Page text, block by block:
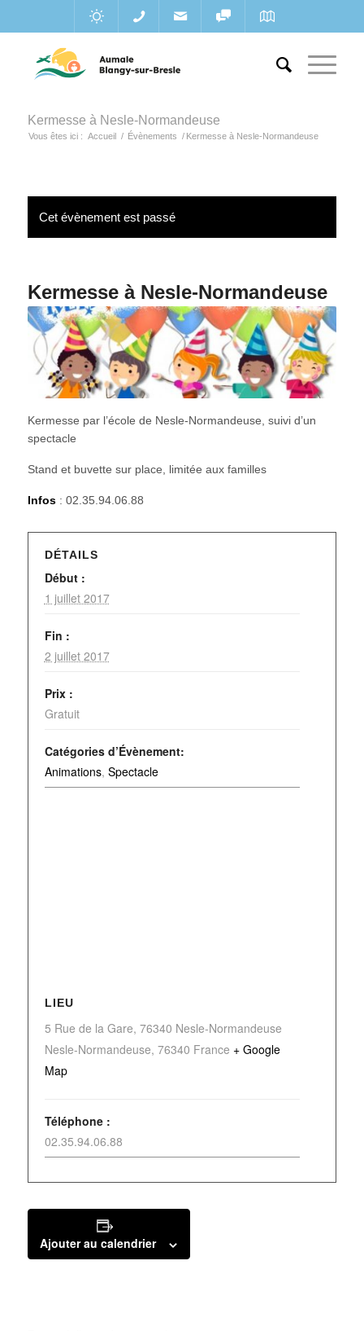
Kermesse à Nesle-Normandeuse
Vous êtes ici : Accueil / Évènements / Kermesse à Nesle-Normandeuse
Cet évènement est passé
Kermesse à Nesle-Normandeuse
Kermesse par l’école de Nesle-Normandeuse, suivi d’un
spectacle
Stand et buvette sur place, limitée aux familles
Infos: 02.35.94.06.88
DÉTAILS
Début :
1 juillet 2017
Fin :
2 juillet 2017
Prix :
Gratuit
Catégories d’Évènement:
Animations, Spectacle
LIEU
5 Rue de la Gare, 76340 Nesle-Normandeuse
Nesle-Normandeuse, 76340 France + Google
Map
Téléphone :
02.35.94.06.88
Ajouter au calendrier